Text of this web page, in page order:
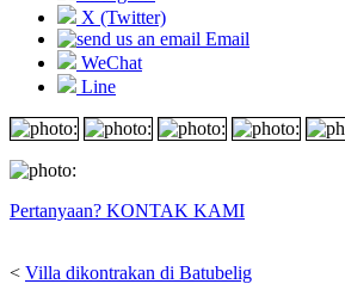
X (Twitter)
Email
WeChat
Line
Pertanyaan? KONTAK KAMI
< Villa dikontrakan di Batubelig